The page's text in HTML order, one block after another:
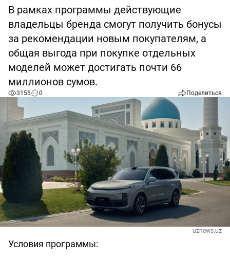
В рамках программы действующие
владельцы бренда смогут получить бонусы
за рекомендации новым покупателям, а
общая выгода при покупке отдельных
моделей может достигать почти 66
миллионов сумов.
3155 0 Поделиться
uznews.uz
Условия программы: